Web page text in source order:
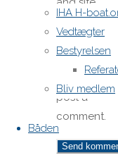
IHA H-
Vedtægter
Bestyrelsen
Bliv medlem
Båden
URL in my
browser
for next
post a
comment.